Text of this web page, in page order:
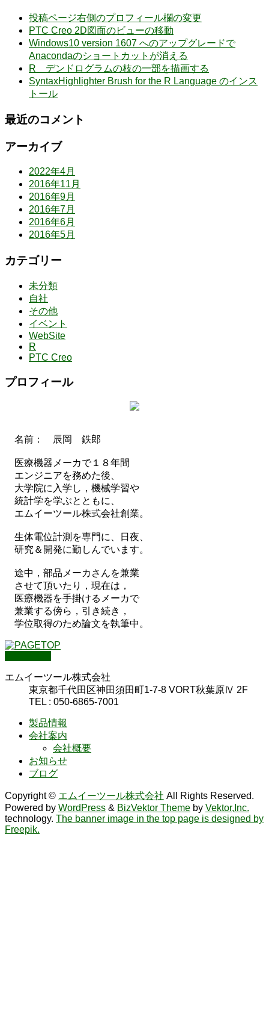
投稿ページ右側のプロフィール欄の変更
PTC Creo 2D図面のビューの移動
Windows10 version 1607 へのアップグレードで
Anacondaのショートカットが消える
R デンドログラムの枝の一部を描画する
SyntaxHighlighter Brush for the R Language のインス
トール
最近のコメント
アーカイブ
2022年4月
2016年11月
2016年9月
2016年7月
2016年6月
2016年5月
カテゴリー
未分類
自社
その他
イベント
WebSite
R
PTC Creo
プロフィール
名前： 辰岡 鉄郎
医療機器メーカで１８年間
エンジニアを務めた後、
大学院に入学し，機械学習や
統計学を学ぶとともに、
エムイーツール株式会社創業。
生体電位計測を専門に、日夜、
研究＆開発に勤しんでいます。
途中，部品メーカさんを兼業
させて頂いたり，現在は，
医療機器を手掛けるメーカで
兼業する傍ら，引き続き，
学位取得のため論文を執筆中。
エムイーツール株式会社
東京都千代田区神田須田町1-7-8 VORT秋葉原Ⅳ 2F
TEL : 050-6865-7001
製品情報
会社案内
会社概要
お知らせ
ブログ
Copyright © エムイーツール株式会社 All Rights Reserved.
Powered by WordPress & BizVektor Theme by Vektor,Inc.
technology. The banner image in the top page is designed by
Freepik.